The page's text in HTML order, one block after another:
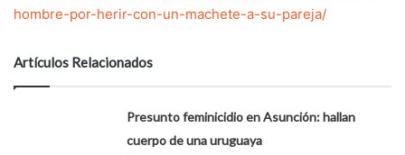
hombre-por-herir-con-un-machete-a-su-pareja/
Artículos Relacionados
Presunto feminicidio en Asunción: hallan
cuerpo de una uruguaya